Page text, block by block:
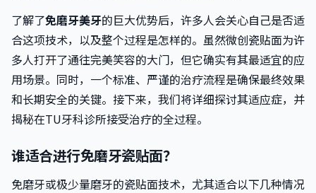
了解了免磨牙美牙的巨大优势后，许多人会关心自己是否适
合这项技术，以及整个过程是怎样的。虽然微创瓷贴面为许
多人打开了通往完美笑容的大门，但它确实有其最适宜的应
用场景。同时，一个标准、严谨的治疗流程是确保最终效果
和长期安全的关键。接下来，我们将详细探讨其适应症，并
揭秘在TU牙科诊所接受治疗的全过程。
谁适合进行免磨牙瓷贴面？
免磨牙或极少量磨牙的瓷贴面技术，尤其适合以下几种情况